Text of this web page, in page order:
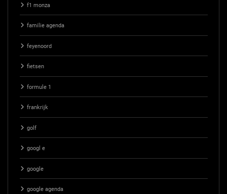
f1 monza
familie agenda
feyenoord
fietsen
formule 1
frankrijk
golf
googl e
google
google agenda